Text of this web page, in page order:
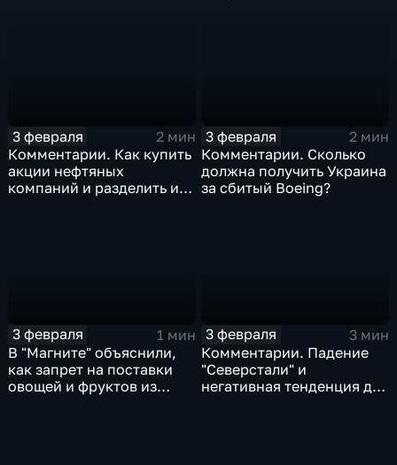
3 февраля
2 мин
Комментарии. Как купить
акции нефтяных
компаний и разделить их
3 февраля
2 мин
Комментарии. Сколько
должна получить Украина
за сбитый Boeing?
3 февраля
1 мин
В "Магните" объяснили,
как запрет на поставки
овощей и фруктов из
3 февраля
3 мин
Комментарии. Падение
"Северстали" и
негативная тенденция для